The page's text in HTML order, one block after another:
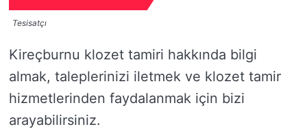
Tesisatçı
Kireçburnu klozet tamiri hakkında bilgi
almak, taleplerinizi iletmek ve klozet tamir
hizmetlerinden faydalanmak için bizi
arayabilirsiniz.